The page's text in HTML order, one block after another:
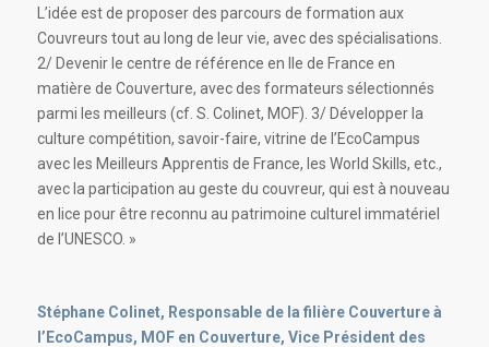
L’idée est de proposer des parcours de formation aux
Couvreurs tout au long de leur vie, avec des spécialisations.
2/ Devenir le centre de référence en Ile de France en
matière de Couverture, avec des formateurs sélectionnés
parmi les meilleurs (cf. S. Colinet, MOF). 3/ Développer la
culture compétition, savoir-faire, vitrine de l’EcoCampus
avec les Meilleurs Apprentis de France, les World Skills, etc.,
avec la participation au geste du couvreur, qui est à nouveau
en lice pour être reconnu au patrimoine culturel immatériel
de l’UNESCO. »
Stéphane Colinet, Responsable de la filière Couverture à
l’EcoCampus, MOF en Couverture, Vice Président des